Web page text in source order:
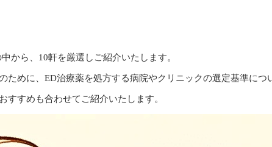
から、 10軒を厳選しご紹介いたします。
ために、ED治療薬を処方する病院やクリニックの選定基準につ
すすめも合わせてご紹介いたします。